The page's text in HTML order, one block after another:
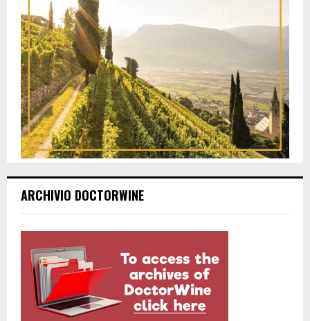
ARCHIVIO DOCTORWINE